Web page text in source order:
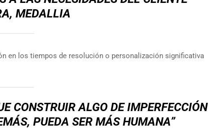
MEDALLIA
en los tiempos de resolución o personalización significativa
CONSTRUIR ALGO DE IMPERFECCIÓN
PUEDA SER MÁS HUMANA”